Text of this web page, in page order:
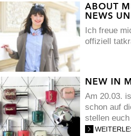
ABOUT
NEWS
Ich freue
offiziell
NEW IN
Am 20.03.
schon auf
stellen